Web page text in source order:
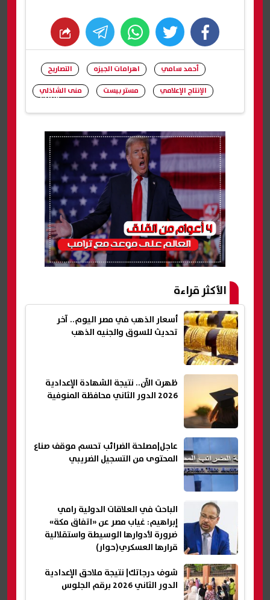
facebook
twitter
whats
شارك
أحمد سامي اهرامات الجيزه
التصاريح
الإنتاج الإعلامي
مستر بيست منى الشاذلي
الأكثر قراءة
أسعار الذهب في مصر اليوم.. آخر
تحديث للسوق والجنيه الذهب
ظهرت الآن.. نتيجة الشهادة الإعدادية
2026 الدور الثاني محافظة المنوفية
عاجل|مصلحة الضرائب تحسم موقف صناع
المحتوى من التسجيل الضريبي
الباحث في العلاقات الدولية رامي
إبراهيم: غياب مصر عن «اتفاق مكة»
ضرورة لأدوارها الوسيطة واستقلالية
قرارها العسكري(حوار)
شوف درجاتك| نتيجة ملاحق الإعدادية
الدور الثاني 2026 برقم الجلوس